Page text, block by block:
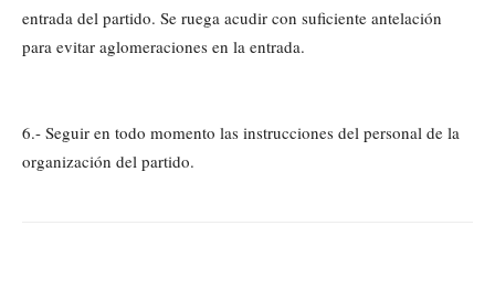
entrada del partido. Se ruega acudir con suficiente antelación
para evitar aglomeraciones en la entrada.
6.- Seguir en todo momento las instrucciones del personal de la
organización del partido.